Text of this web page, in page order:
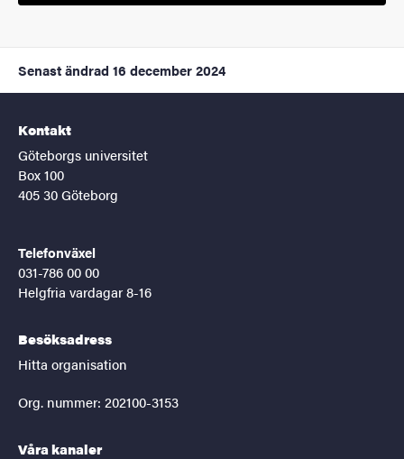
Senast ändrad 16 december 2024
Kontakt
Göteborgs universitet
Box 100
405 30 Göteborg
Telefonväxel
031-786 00 00
Helgfria vardagar 8-16
Besöksadress
Hitta organisation
Org. nummer: 202100-3153
Våra kanaler